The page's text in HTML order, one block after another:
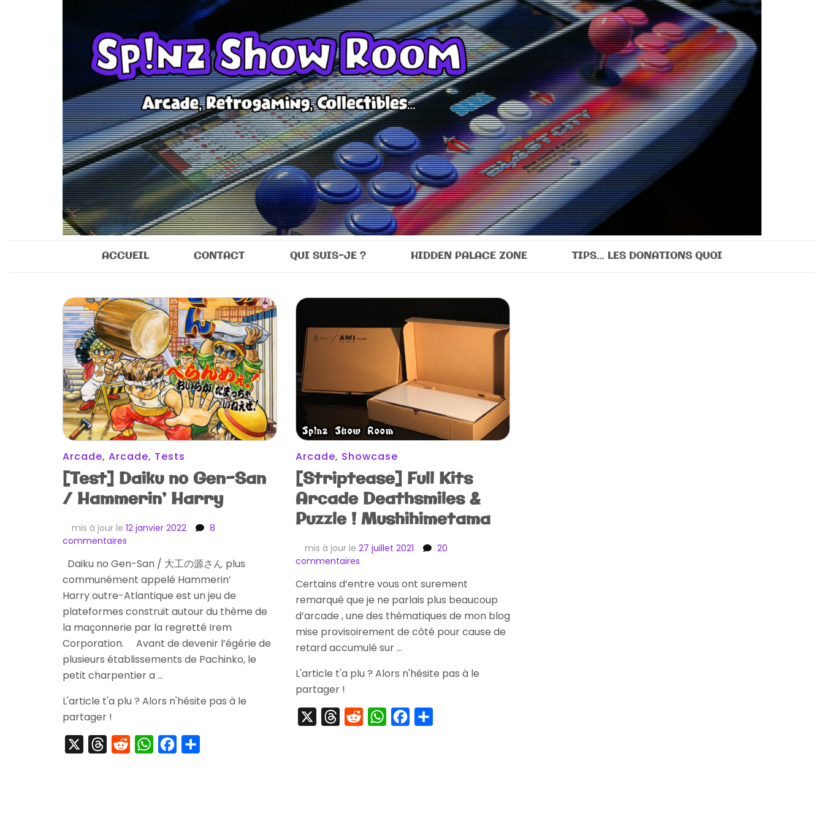
Sp!nz Show Room
ACCUEIL CONTACT QUI SUIS-JE ? HIDDEN PALACE ZONE TIPS… LES DONATIONS QUOI
Arcade, Arcade, Tests
[Test] Daiku no Gen-San
/ Hammerin’ Harry
mis à jour le 12 janvier 2022
8
commentaires
Daiku
no
Gen-
/
Hammerin’
Harry
Daiku no Gen-San / 大工の源さん plus
communément appelé Hammerin’
Harry outre-Atlantique est un jeu de
plateformes construit autour du thème de
la maçonnerie par la regretté Irem
Corporation. Avant de devenir l’égérie de
plusieurs établissements de Pachinko, le
petit charpentier a …
L'article t'a plu ? Alors n'hésite pas à le
partager !
ThreadsRedditWhatsAppFacebook
Arcade, Showcase
[Striptease] Full Kits
Arcade Deathsmiles &
Puzzle ! Mushihimetama
mis à jour le 27 juillet 2021
20
commentairessur
Full
Kits
Arcade
Deathsmiles
&
Puzzle
Mushihimetama
Certains d’entre vous ont surement
remarqué que je ne parlais plus beaucoup
d’arcade , une des thématiques de mon blog
mise provisoirement de côté pour cause de
retard accumulé sur …
L'article t'a plu ? Alors n'hésite pas à le
partager !
ThreadsRedditWhatsAppFacebook